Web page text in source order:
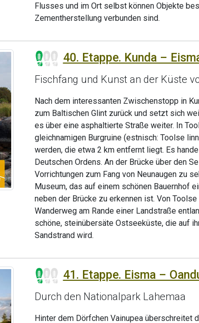
Flusses und im Ort selbst können Objekte
Zementherstellung verbunden sind.
40. Etappe. Kunda –
Fischfang und Kunst an der Küste
Nach dem interessanten Zwischenstopp in
zum Baltischen Glint zurück und setzt sich
es über eine asphaltierte Straße weiter. In
gleichnamigen Burgruine (estnisch: Toolse
werden, die etwa 2 km entfernt liegt. Es
Deutschen Ordens. An der Brücke über den
Vorrichtungen zum Fang von Neunaugen zu
Museum, das auf einem schönen Bauernhof
neben der Brücke zu erkennen ist. Von
Wanderweg am Rande einer Landstraße
schöne, steinübersäte Ostseeküste, die auf
Sandstrand wird.
41. Etappe. Eisma –
Durch den Nationalpark Lahemaa
Hinter dem Dörfchen Vainupea überschreitet